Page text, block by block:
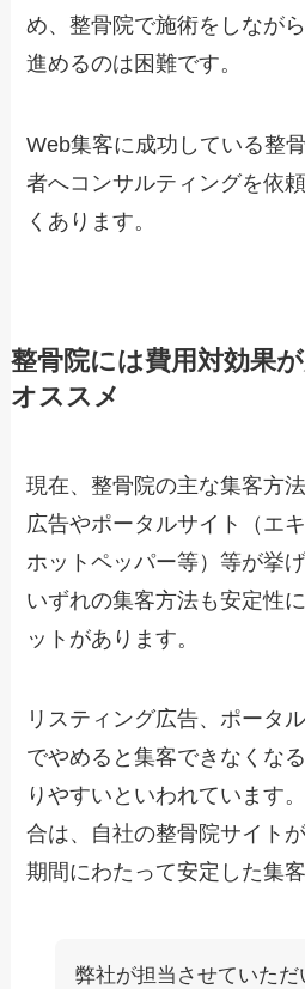
め、整骨院で施術をしなが
進めるのは困難です。
Web集客に成功している整
者へコンサルティングを依
くあります。
整骨院には費用対効果
オススメ
現在、整骨院の主な集客方
広告やポータルサイト（エ
ホットペッパー等）等が挙
いずれの集客方法も安定性
ットがあります。
リスティング広告、ポータ
でやめると集客できなくな
りやすいといわれています
合は、自社の整骨院サイト
期間にわたって安定した集
弊社が担当させていただ